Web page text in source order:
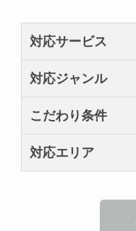
対応サービス
対応ジャンル
こだわり条件
対応エリア